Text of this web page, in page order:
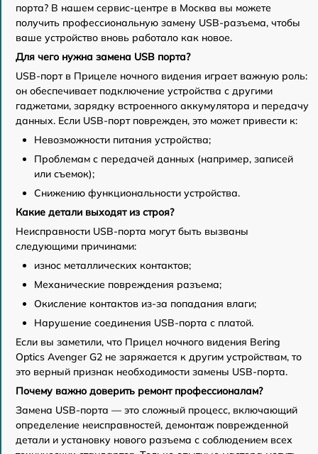
порта? В нашем сервис-центре в Москва вы можете
получить профессиональную замену USB-разъема, чтобы
ваше устройство вновь работало как новое.
Для чего нужна замена USB порта?
USB-порт в Прицеле ночного видения играет важную роль:
он обеспечивает подключение устройства с другими
гаджетами, зарядку встроенного аккумулятора и передачу
данных. Если USB-порт поврежден, это может привести к:
Невозможности питания устройства;
Проблемам с передачей данных (например, записей
или съемок);
Снижению функциональности устройства.
Какие детали выходят из строя?
Неисправности USB-порта могут быть вызваны
следующими причинами:
износ металлических контактов;
Механические повреждения разъема;
Окисление контактов из-за попадания влаги;
Нарушение соединения USB-порта с платой.
Если вы заметили, что Прицел ночного видения Bering
Optics Avenger G2 не заряжается к другим устройствам, то
это верный признак необходимости замены USB-порта.
Почему важно доверить ремонт профессионалам?
Замена USB-порта — это сложный процесс, включающий
определение неисправностей, демонтаж поврежденной
детали и установку нового разъема с соблюдением всех